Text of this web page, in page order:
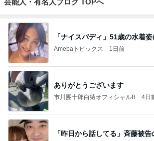
芸能人・有名人ブログ TOPへ
「ナイスバディ」51歳の水着
Amebaトピックス 1日前
ありがとうございます
市川團十郎白猿オフィシャルB 4日
「昨日から話してる」斉藤被